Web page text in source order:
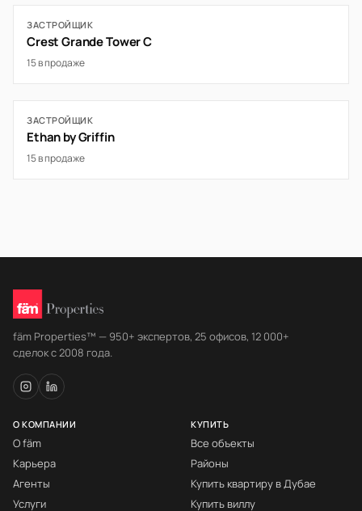
ЗАСТРОЙЩИК
Crest Grande Tower C
15 в продаже
ЗАСТРОЙЩИК
Ethan by Griffin
15 в продаже
fäm Properties™ — 950+ экспертов, 25 офисов, 12 000+
сделок с 2008 года.
О КОМПАНИИ
О fäm
Карьера
Агенты
Услуги
КУПИТЬ
Все объекты
Районы
Купить квартиру в Дубае
Купить виллу